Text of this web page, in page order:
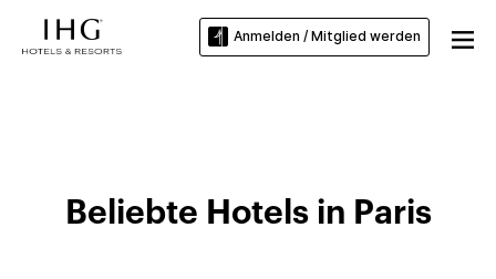
Anmelden / Mitglied werden
Beliebte Hotels in Paris